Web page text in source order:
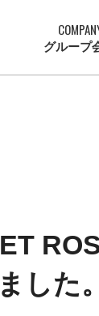
グループ
した。